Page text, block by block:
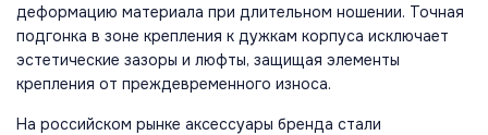
деформацию материала при длительном ношении. Точная
подгонка в зоне крепления к дужкам корпуса исключает
эстетические зазоры и люфты, защищая элементы
крепления от преждевременного износа.
На российском рынке аксессуары бренда стали